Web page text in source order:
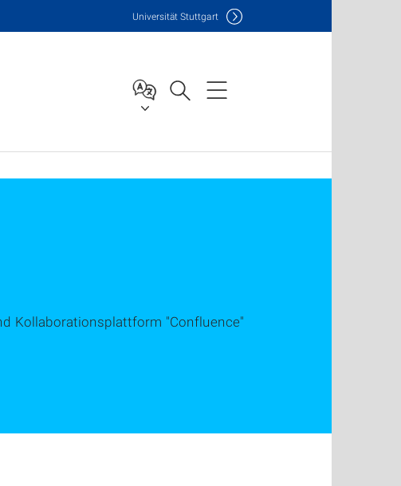
Universität Stuttgart
Kollaborationsplattform "Confluence"